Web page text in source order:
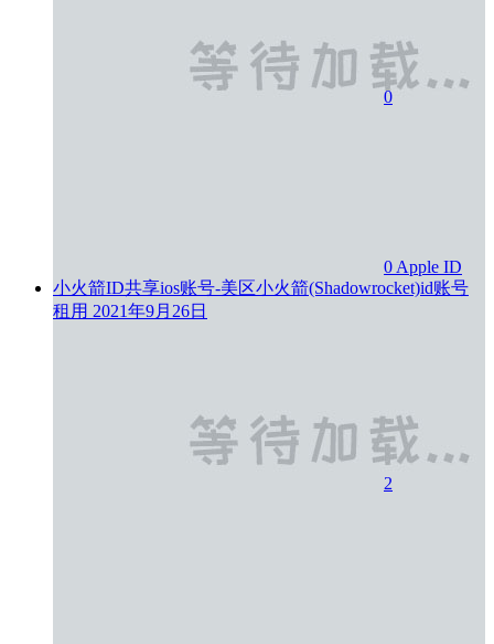
0
0 Apple ID
小火箭ID共享ios账号-美区小火箭(Shadowrocket)id账号
租用 2021年9月26日
2